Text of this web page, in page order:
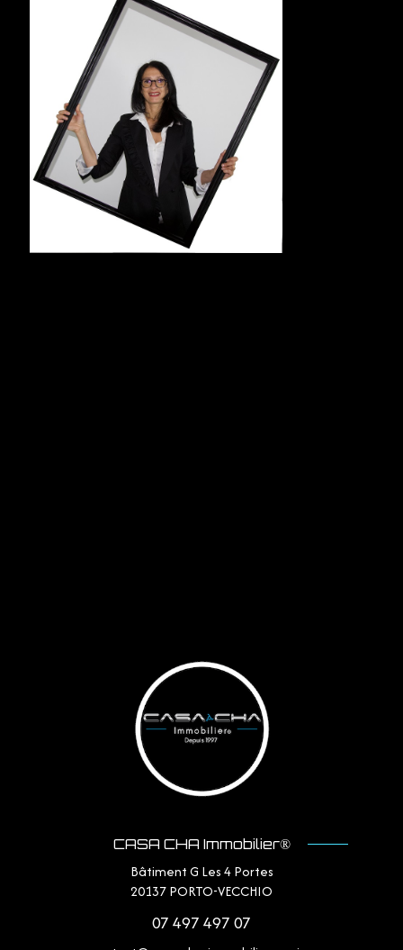
CASA CHA Immobilier®
Bâtiment G Les 4 Portes
20137PORTO-VECCHIO
07 497 497 07